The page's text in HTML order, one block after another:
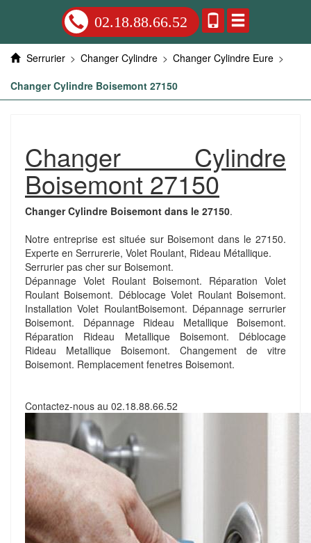
02.18.88.66.52
Serrurier > Changer Cylindre > Changer Cylindre Eure >
Changer Cylindre Boisemont 27150
Changer Cylindre
Boisemont 27150
Changer Cylindre Boisemont dans le 27150.
Notre entreprise est située sur Boisemont dans le 27150.
Experte en Serrurerie, Volet Roulant, Rideau Métallique.
Serrurier pas cher sur Boisemont.
Dépannage Volet Roulant Boisemont. Réparation Volet
Roulant Boisemont. Déblocage Volet Roulant Boisemont.
Installation Volet RoulantBoisemont. Dépannage serrurier
Boisemont. Dépannage Rideau Metallique Boisemont.
Réparation Rideau Metallique Boisemont. Déblocage
Rideau Metallique Boisemont. Changement de vitre
Boisemont. Remplacement fenetres Boisemont.
Contactez-nous au 02.18.88.66.52